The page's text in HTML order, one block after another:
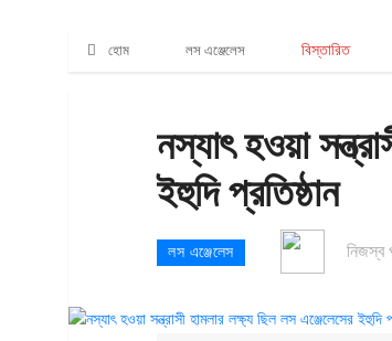
হোম লস এঞ্জেলেস বিস্তারিত
নস্যাৎ হওয়া
ইহুদি প্রতিষ্ঠান
লস এঞ্জেলেস নিজস্ব